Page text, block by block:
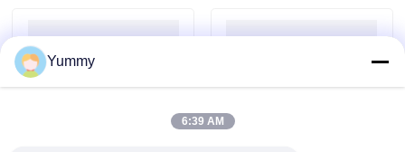
Yummy
6:39 AM